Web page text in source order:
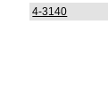
4-3140